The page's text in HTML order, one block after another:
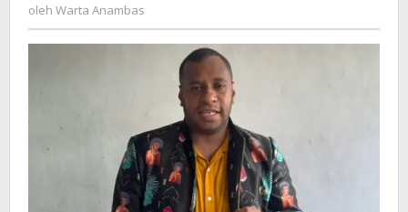
Harapan
pada
Transisi
Kepemimpinan
Nasional
oleh Warta Anambas